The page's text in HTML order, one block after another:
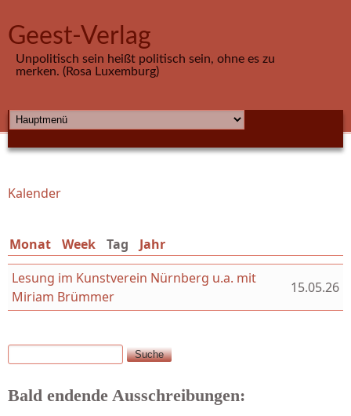
Geest-Verlag
Unpolitisch sein heißt politisch sein, ohne es zu
merken. (Rosa Luxemburg)
HAUPTMENÜ
Sie sind hier
Kalender
Monat Week Tag (aktiver Reiter)
Jahr
Lesung im Kunstverein Nürnberg u.a. mit
Miriam Brümmer
15.05.26
Suchformular
Suche
Bald endende Ausschreibungen: